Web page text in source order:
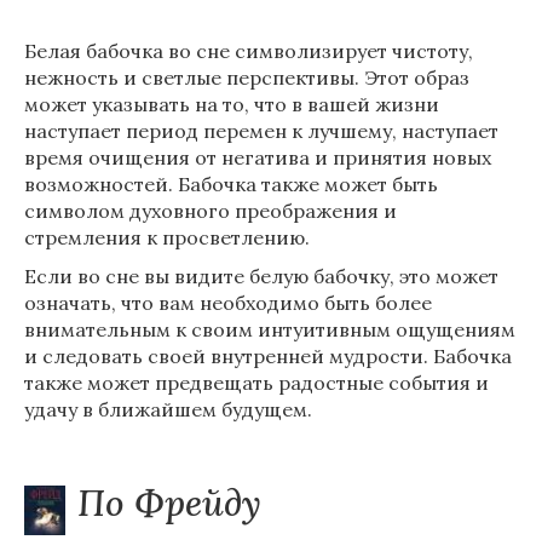
Белая бабочка во сне символизирует чистоту,
нежность и светлые перспективы. Этот образ
может указывать на то, что в вашей жизни
наступает период перемен к лучшему, наступает
время очищения от негатива и принятия новых
возможностей. Бабочка также может быть
символом духовного преображения и
стремления к просветлению.
Если во сне вы видите белую бабочку, это может
означать, что вам необходимо быть более
внимательным к своим интуитивным ощущениям
и следовать своей внутренней мудрости. Бабочка
также может предвещать радостные события и
удачу в ближайшем будущем.
По Фрейду